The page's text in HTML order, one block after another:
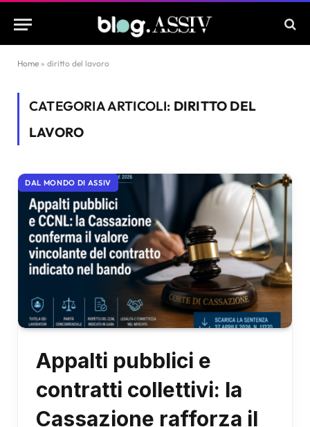
Home » diritto del lavoro
CATEGORIA ARTICOLI: DIRITTO DEL
LAVORO
DAL MONDO DI ASSIV
Appalti pubblici e
contratti collettivi: la
Cassazione rafforza il